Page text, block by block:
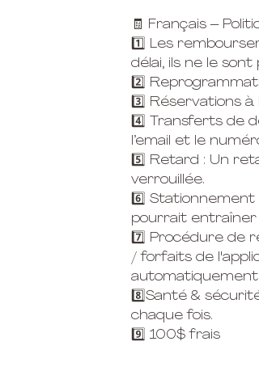
🧾 Français –
1️⃣ Les
délai, ils ne le sont
2️⃣
3️⃣ Réservations à
4️⃣ Transferts de
l’email et le
5️⃣ Retard : Un
verrouillée.
6️⃣
pourrait
7️⃣ Procédure de
/ forfaits de
automatiquement
8️⃣Santé &
chaque fois.